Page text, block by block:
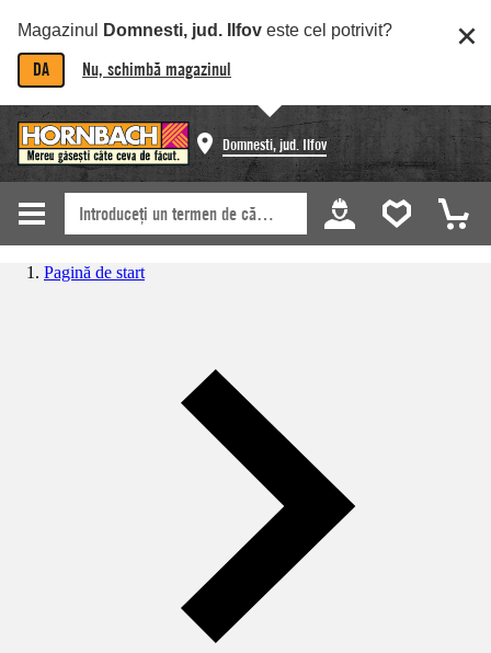
Magazinul Domnesti, jud. Ilfov este cel potrivit?
DA Nu, schimbă magazinul
Domnesti, jud. Ilfov
Pagină de start